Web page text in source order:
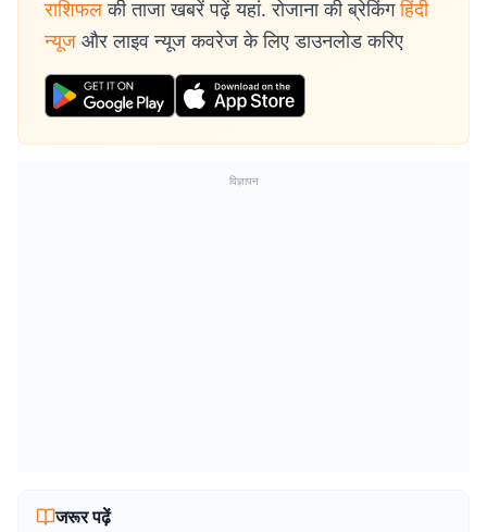
राशिफल की ताजा खबरें पढ़ें यहां. रोजाना की ब्रेकिंग हिंदी
न्यूज और लाइव न्यूज कवरेज के लिए डाउनलोड करिए
विज्ञापन
जरूर पढ़ें